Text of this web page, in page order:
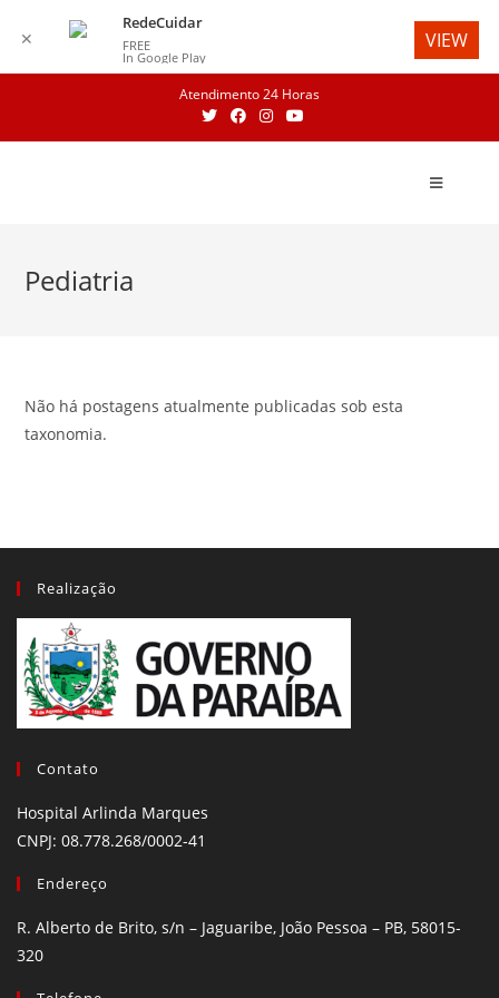
content
Atendimento 24 Horas
Pediatria
Não há postagens atualmente publicadas sob esta
taxonomia.
Realização
Contato
Hospital Arlinda Marques
CNPJ: 08.778.268/0002-41
Endereço
R. Alberto de Brito, s/n – Jaguaribe, João Pessoa – PB, 58015-
320
✕
RedeCuidar
FREE
In Google Play
VIEW